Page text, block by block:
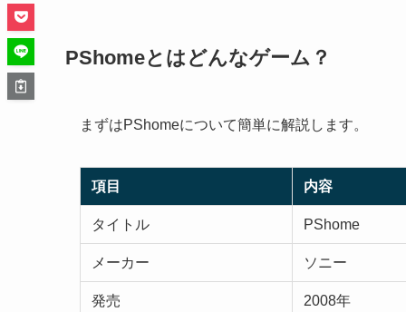
PShomeとはどんなゲーム？
まずはPShomeについて簡単に解説します。
項目 内容
タイトル PShome
メーカー ソニー
発売 2008年